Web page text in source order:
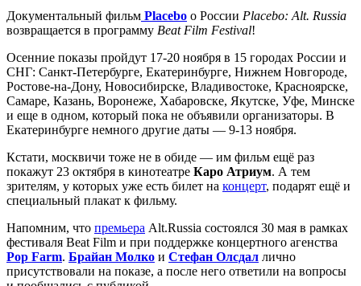
Документальный фильм Placebo о России Placebo: Alt. Russia
возвращается в программу Beat Film Festival!
Осенние показы пройдут 17-20 ноября в 15 городах России и
СНГ: Санкт-Петербурге, Екатеринбурге, Нижнем Новгороде,
Ростове-на-Дону, Новосибирске, Владивостоке, Красноярске,
Самаре, Казань, Воронеже, Хабаровске, Якутске, Уфе, Минске
и еще в одном, который пока не объявили организаторы. В
Екатеринбурге немного другие даты — 9-13 ноября.
Кстати, москвичи тоже не в обиде — им фильм ещё раз
покажут 23 октября в кинотеатре Каро Атриум. А тем
зрителям, у которых уже есть билет на концерт, подарят ещё и
специальный плакат к фильму.
Напомним, что премьера Alt.Russia состоялся 30 мая в рамках
фестиваля Beat Film и при поддержке концертного агенства
Pop Farm. Брайан Молко и Стефан Олсдал лично
присутствовали на показе, а после него ответили на вопросы